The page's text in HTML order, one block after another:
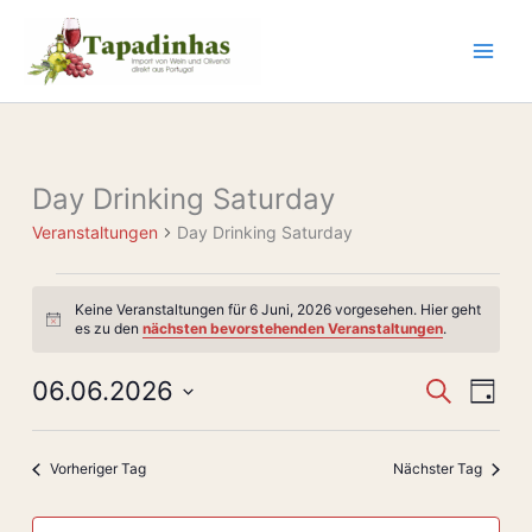
springen
Day Drinking Saturday
Veranstaltungen Day Drinking Saturday
Veranstaltungen
für
Juni,
2026
Hinweis
Keine Veranstaltungen für 6 Juni, 2026 vorgesehen. Hier geht
es zu den nächsten bevorstehenden Veranstaltungen.
Ansichten,
SucheTag
06.06.2026
Vorheriger Tag Nächster Tag